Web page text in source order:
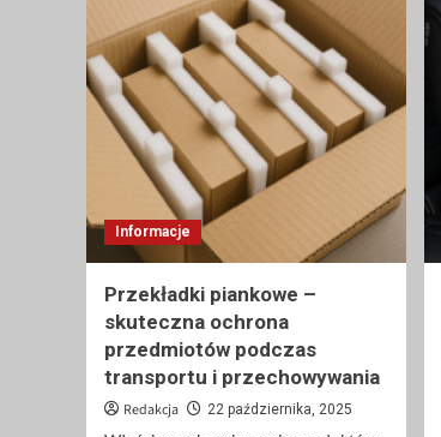
Informacje
Przekładki piankowe –
skuteczna ochrona
przedmiotów podczas
transportu i przechowywania
Redakcja 22 października, 2025